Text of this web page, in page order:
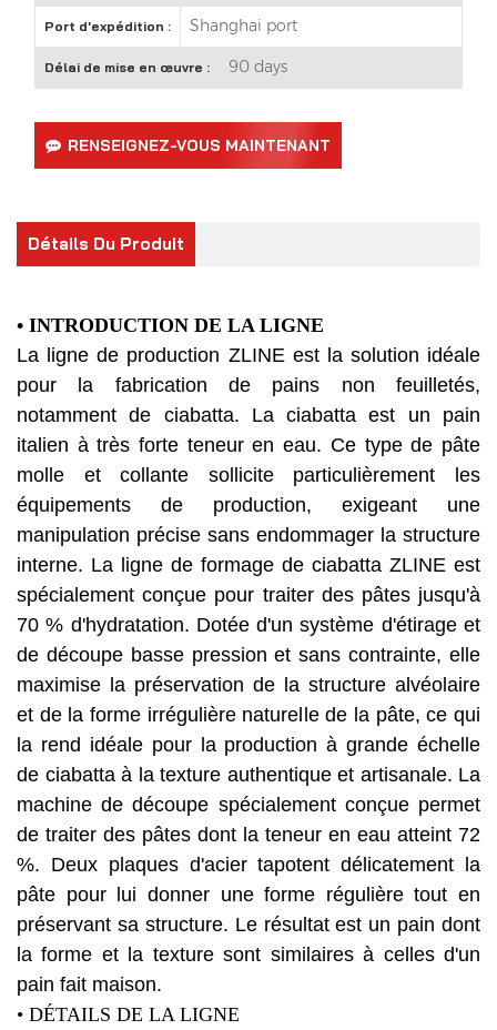
Port d'expédition : Shanghai port
Délai de mise en œuvre : 90 days
RENSEIGNEZ-VOUS MAINTENANT
Détails Du Produit
• INTRODUCTION DE LA LIGNE
La ligne de production ZLINE est la solution idéale
pour la fabrication de pains non feuilletés,
notamment de ciabatta. La ciabatta est un pain
italien à très forte teneur en eau. Ce type de pâte
molle et collante sollicite particulièrement les
équipements de production, exigeant une
manipulation précise sans endommager la structure
interne. La ligne de formage de ciabatta ZLINE est
spécialement conçue pour traiter des pâtes jusqu'à
70 % d'hydratation. Dotée d'un système d'étirage et
de découpe basse pression et sans contrainte, elle
maximise la préservation de la structure alvéolaire
et de la forme irrégulière naturelle de la pâte, ce qui
la rend idéale pour la production à grande échelle
de ciabatta à la texture authentique et artisanale. La
machine de découpe spécialement conçue permet
de traiter des pâtes dont la teneur en eau atteint 72
%. Deux plaques d'acier tapotent délicatement la
pâte pour lui donner une forme régulière tout en
préservant sa structure. Le résultat est un pain dont
la forme et la texture sont similaires à celles d'un
pain fait maison.
• DÉTAILS DE LA LIGNE